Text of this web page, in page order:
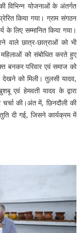
विभिन्न योजनाओं के अंतर्गत
किया गया। ग्राम संगठन
के लिए सम्मानित किया गया।
वाले छात्र-छात्राओं को भी
को संबोधित करते हुए
बनकर परिवार एवं समाज को
देखने को मिली। तुलसी यादव,
एवं हेमवती यादव के द्वारा
की।अंत में, छिनदौली की
दी गई, जिसने कार्यक्रम में